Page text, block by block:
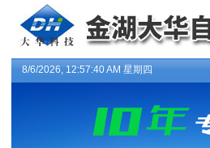
8/6/2026, 12:57:41 AM 星期四